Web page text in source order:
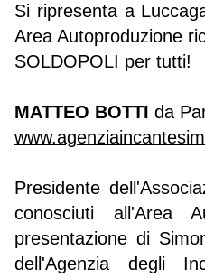
Si ripresenta a
Area Autoproduzione
SOLDOPOLI per tutti!
MATTEO BOTTI da
Presidente
conosciuti all'Area
presentazione di
dell'Agenzia degli